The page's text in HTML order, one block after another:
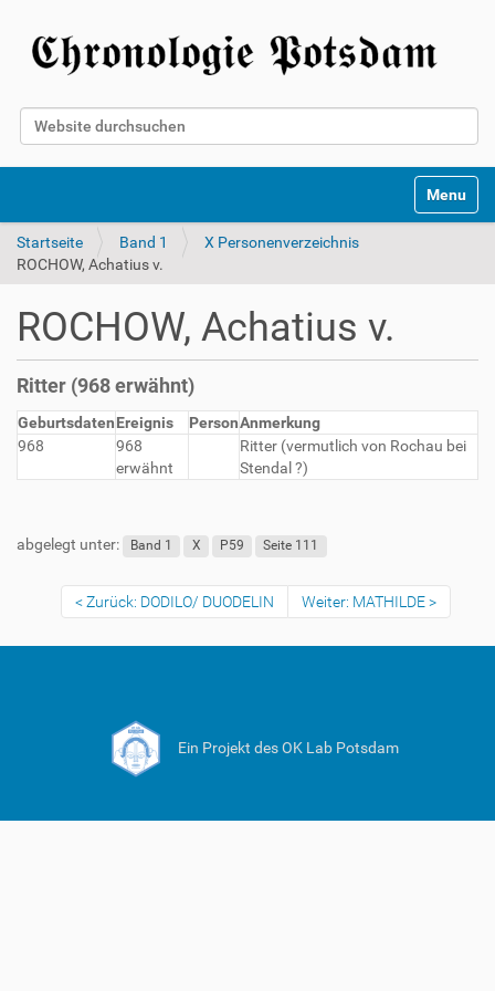
Website durchsuchen
Toggle
Startseite Band 1
X Personenverzeichnis
ROCHOW, Achatius v.
ROCHOW, Achatius v.
Ritter (968 erwähnt)
GeburtsdatenEreignis PersonAnmerkung
968
968
erwähnt
Ritter (vermutlich von Rochau bei
Stendal ?)
abgelegt unter: Band 1 X P59 Seite 111
Zurück: DODILO/ DUODELIN Weiter: MATHILDE
Ein Projekt des OK Lab Potsdam